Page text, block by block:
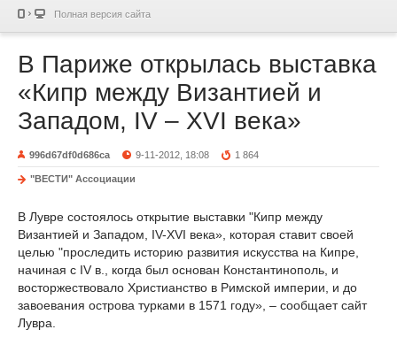
Полная версия сайта
В Париже открылась выставка
«Кипр между Византией и
Западом, IV – XVI века»
996d67df0d686ca 9-11-2012, 18:08 1 864
"ВЕСТИ" Ассоциации
В Лувре состоялось открытие выставки "Кипр между
Византией и Западом, IV-XVI века», которая ставит своей
целью "проследить историю развития искусства на Кипре,
начиная с IV в., когда был основан Константинополь, и
восторжествовало Христианство в Римской империи, и до
завоевания острова турками в 1571 году», – сообщает сайт
Лувра.